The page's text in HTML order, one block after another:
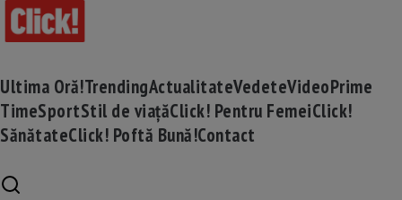
Ultima Oră!TrendingActualitateVedeteVideoPrime
TimeSportStil de viațăClick! Pentru FemeiClick!
SănătateClick! Poftă Bună!Contact